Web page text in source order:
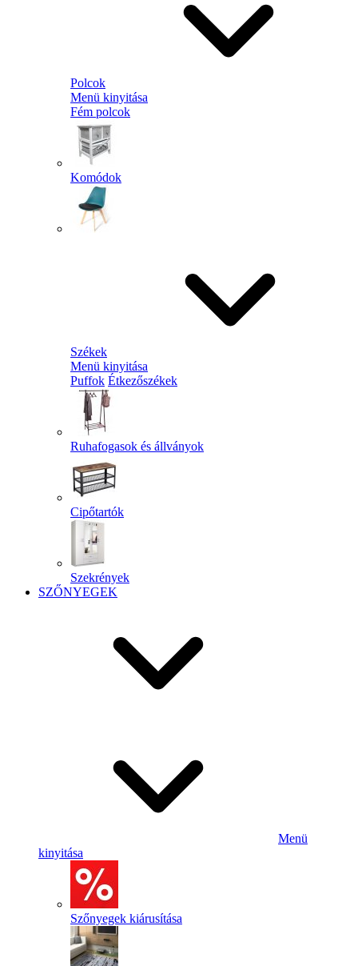
Polcok
Menü kinyitása
Fém polcok
Komódok
Székek
Menü kinyitása
Puffok Étkezőszékek
Ruhafogasok és állványok
Cipőtartók
Szekrények
SZŐNYEGEK
Menü
kinyitása
Szőnyegek kiárusítása